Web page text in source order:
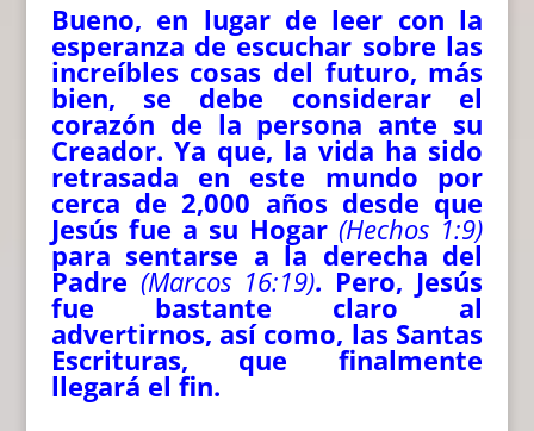
Bueno, en lugar de leer con la
esperanza de escuchar sobre las
increíbles cosas del futuro, más
bien, se debe considerar el
corazón de la persona ante su
Creador. Ya que, la vida ha sido
retrasada en este mundo por
cerca de 2,000 años desde que
Jesús fue a su Hogar (Hechos 1:9)
para sentarse a la derecha del
Padre (Marcos 16:19). Pero, Jesús
fue bastante claro al
advertirnos, así como, las Santas
Escrituras, que finalmente
llegará el fin.